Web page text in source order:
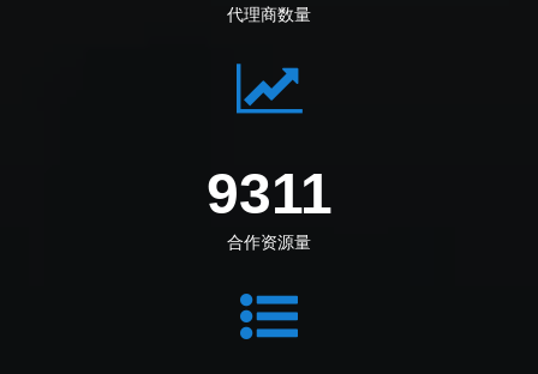
代理商数量
10744
合作资源量